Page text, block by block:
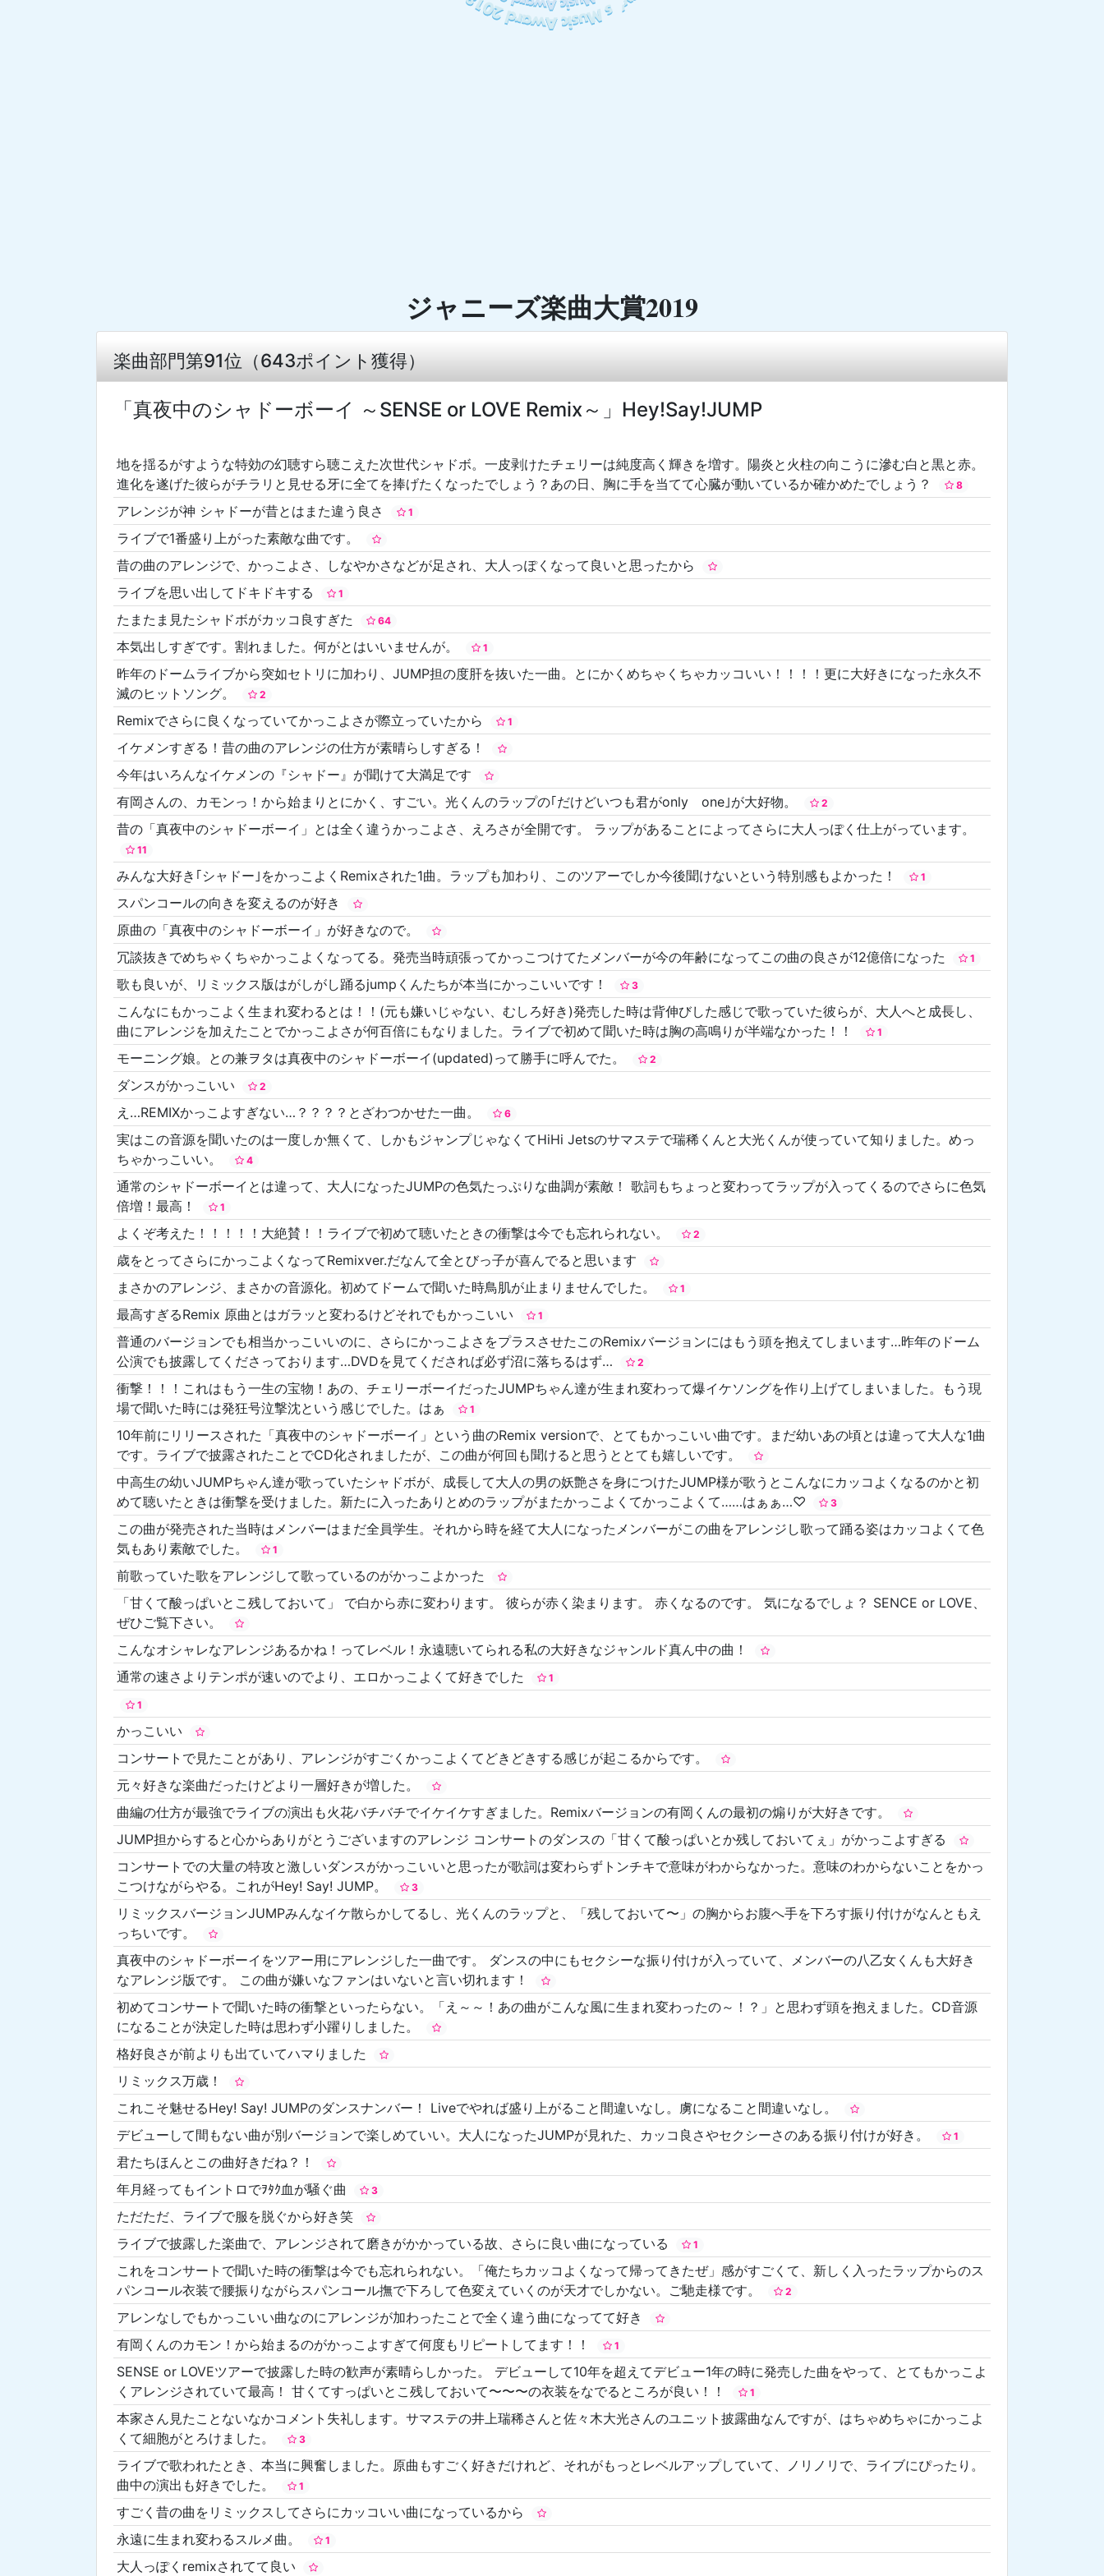
ジャニーズ楽曲大賞2019
楽曲部門第91位（643ポイント獲得）
「真夜中のシャドーボーイ ～SENSE or LOVE Remix～」Hey!Say!JUMP
地を揺るがすような特効の幻聴すら聴こえた次世代シャドボ。一皮剥けたチェリーは純度高く輝きを増す。陽炎と火柱の向こうに滲む白と黒と赤。
進化を遂げた彼らがチラリと見せる牙に全てを捧げたくなったでしょう？あの日、胸に手を当てて心臓が動いているか確かめたでしょう？
8
アレンジが神 シャドーが昔とはまた違う良さ 1
ライブで1番盛り上がった素敵な曲です。
昔の曲のアレンジで、かっこよさ、しなやかさなどが足され、大人っぽくなって良いと思ったから
ライブを思い出してドキドキする
1
たまたま見たシャドボがカッコ良すぎた 64
本気出しすぎです。割れました。何がとはいいませんが。 1
昨年のドームライブから突如セトリに加わり、JUMP担の度肝を抜いた一曲。とにかくめちゃくちゃカッコいい！！！！更に大好きになった永久不
滅のヒットソング。
2
Remixでさらに良くなっていてかっこよさが際立っていたから 1
イケメンすぎる！昔の曲のアレンジの仕方が素晴らしすぎる！
今年はいろんなイケメンの『シャドー』が聞けて大満足です
有岡さんの、カモンっ！から始まりとにかく、すごい。光くんのラップの｢だけどいつも君がonly one｣が大好物。
2
昔の「真夜中のシャドーボーイ」とは全く違うかっこよさ、えろさが全開です。 ラップがあることによってさらに大人っぽく仕上がっています。
11
みんな大好き｢シャドー｣をかっこよくRemixされた1曲。ラップも加わり、このツアーでしか今後聞けないという特別感もよかった！ 1
スパンコールの向きを変えるのが好き
原曲の「真夜中のシャドーボーイ」が好きなので。
冗談抜きでめちゃくちゃかっこよくなってる。発売当時頑張ってかっこつけてたメンバーが今の年齢になってこの曲の良さが12億倍になった
1
歌も良いが、リミックス版はがしがし踊るjumpくんたちが本当にかっこいいです！ 3
こんなにもかっこよく生まれ変わるとは！！(元も嫌いじゃない、むしろ好き)発売した時は背伸びした感じで歌っていた彼らが、大人へと成長し、
曲にアレンジを加えたことでかっこよさが何百倍にもなりました。ライブで初めて聞いた時は胸の高鳴りが半端なかった！！
1
モーニング娘。との兼ヲタは真夜中のシャドーボーイ(updated)って勝手に呼んでた。 2
ダンスがかっこいい 2
え…REMIXかっこよすぎない…？？？？とざわつかせた一曲。 6
実はこの音源を聞いたのは一度しか無くて、しかもジャンプじゃなくてHiHi Jetsのサマステで瑞稀くんと大光くんが使っていて知りました。めっ
ちゃかっこいい。
4
通常のシャドーボーイとは違って、大人になったJUMPの色気たっぷりな曲調が素敵！ 歌詞もちょっと変わってラップが入ってくるのでさらに色気
倍増！最高！
1
よくぞ考えた！！！！！大絶賛！！ライブで初めて聴いたときの衝撃は今でも忘れられない。 2
歳をとってさらにかっこよくなってRemixver.だなんて全とびっ子が喜んでると思います
まさかのアレンジ、まさかの音源化。初めてドームで聞いた時鳥肌が止まりませんでした。
1
最高すぎるRemix 原曲とはガラッと変わるけどそれでもかっこいい 1
普通のバージョンでも相当かっこいいのに、さらにかっこよさをプラスさせたこのRemixバージョンにはもう頭を抱えてしまいます…昨年のドーム
公演でも披露してくださっております…DVDを見てくだされば必ず沼に落ちるはず…
2
衝撃！！！これはもう一生の宝物！あの、チェリーボーイだったJUMPちゃん達が生まれ変わって爆イケソングを作り上げてしまいました。もう現
場で聞いた時には発狂号泣撃沈という感じでした。はぁ
1
10年前にリリースされた「真夜中のシャドーボーイ」という曲のRemix versionで、とてもかっこいい曲です。まだ幼いあの頃とは違って大人な1曲
です。ライブで披露されたことでCD化されましたが、この曲が何回も聞けると思うととても嬉しいです。
中高生の幼いJUMPちゃん達が歌っていたシャドボが、成長して大人の男の妖艶さを身につけたJUMP様が歌うとこんなにカッコよくなるのかと初
めて聴いたときは衝撃を受けました。新たに入ったありとめのラップがまたかっこよくてかっこよくて……はぁぁ…♡
3
この曲が発売された当時はメンバーはまだ全員学生。それから時を経て大人になったメンバーがこの曲をアレンジし歌って踊る姿はカッコよくて色
気もあり素敵でした。
1
前歌っていた歌をアレンジして歌っているのがかっこよかった
「甘くて酸っぱいとこ残しておいて」 で白から赤に変わります。 彼らが赤く染まります。 赤くなるのです。 気になるでしょ？ SENCE or LOVE、
ぜひご覧下さい。
こんなオシャレなアレンジあるかね！ってレベル！永遠聴いてられる私の大好きなジャンルド真ん中の曲！
通常の速さよりテンポが速いのでより、エロかっこよくて好きでした
1
1
かっこいい
コンサートで見たことがあり、アレンジがすごくかっこよくてどきどきする感じが起こるからです。
元々好きな楽曲だったけどより一層好きが増した。
曲編の仕方が最強でライブの演出も火花バチバチでイケイケすぎました。Remixバージョンの有岡くんの最初の煽りが大好きです。
JUMP担からすると心からありがとうございますのアレンジ コンサートのダンスの「甘くて酸っぱいとか残しておいてぇ」がかっこよすぎる
コンサートでの大量の特攻と激しいダンスがかっこいいと思ったが歌詞は変わらずトンチキで意味がわからなかった。意味のわからないことをかっ
こつけながらやる。これがHey! Say! JUMP。
3
リミックスバージョンJUMPみんなイケ散らかしてるし、光くんのラップと、「残しておいて〜」の胸からお腹へ手を下ろす振り付けがなんともえ
っちいです。
真夜中のシャドーボーイをツアー用にアレンジした一曲です。 ダンスの中にもセクシーな振り付けが入っていて、メンバーの八乙女くんも大好き
なアレンジ版です。 この曲が嫌いなファンはいないと言い切れます！
初めてコンサートで聞いた時の衝撃といったらない。「え～～！あの曲がこんな風に生まれ変わったの～！？」と思わず頭を抱えました。CD音源
になることが決定した時は思わず小躍りしました。
格好良さが前よりも出ていてハマりました
リミックス万歳！
これこそ魅せるHey! Say! JUMPのダンスナンバー！ Liveでやれば盛り上がること間違いなし。虜になること間違いなし。
デビューして間もない曲が別バージョンで楽しめていい。大人になったJUMPが見れた、カッコ良さやセクシーさのある振り付けが好き。
1
君たちほんとこの曲好きだね？！
年月経ってもイントロでｦﾀｸ血が騒ぐ曲
3
ただただ、ライブで服を脱ぐから好き笑
ライブで披露した楽曲で、アレンジされて磨きがかかっている故、さらに良い曲になっている
1
これをコンサートで聞いた時の衝撃は今でも忘れられない。「俺たちカッコよくなって帰ってきたぜ」感がすごくて、新しく入ったラップからのス
パンコール衣装で腰振りながらスパンコール撫で下ろして色変えていくのが天才でしかない。ご馳走様です。
2
アレンなしでもかっこいい曲なのにアレンジが加わったことで全く違う曲になってて好き
有岡くんのカモン！から始まるのがかっこよすぎて何度もリピートしてます！！
1
SENSE or LOVEツアーで披露した時の歓声が素晴らしかった。 デビューして10年を超えてデビュー1年の時に発売した曲をやって、とてもかっこよ
くアレンジされていて最高！ 甘くてすっぱいとこ残しておいて〜〜〜の衣装をなでるところが良い！！
1
本家さん見たことないなかコメント失礼します。サマステの井上瑞稀さんと佐々木大光さんのユニット披露曲なんですが、はちゃめちゃにかっこよ
くて細胞がとろけました。
3
ライブで歌われたとき、本当に興奮しました。原曲もすごく好きだけれど、それがもっとレベルアップしていて、ノリノリで、ライブにぴったり。
曲中の演出も好きでした。
1
すごく昔の曲をリミックスしてさらにカッコいい曲になっているから
永遠に生まれ変わるスルメ曲。
1
大人っぽくremixされてて良い